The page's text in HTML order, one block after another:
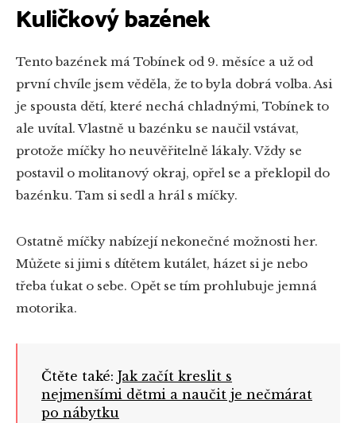
Kuličkový bazének
Tento bazének má Tobínek od 9. měsíce a už od
první chvíle jsem věděla, že to byla dobrá volba. Asi
je spousta dětí, které nechá chladnými, Tobínek to
ale uvítal. Vlastně u bazénku se naučil vstávat,
protože míčky ho neuvěřitelně lákaly. Vždy se
postavil o molitanový okraj, opřel se a překlopil do
bazénku. Tam si sedl a hrál s míčky.
Ostatně míčky nabízejí nekonečné možnosti her.
Můžete si jimi s dítětem kutálet, házet si je nebo
třeba ťukat o sebe. Opět se tím prohlubuje jemná
motorika.
Čtěte také: Jak začít kreslit s
nejmenšími dětmi a naučit je nečmárat
po nábytku